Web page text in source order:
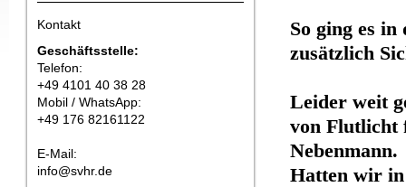
Kontakt
Geschäftsstelle:
Telefon:
+49 4101 40 38 28
Mobil / WhatsApp:
+49 176 82161122
E-Mail:
info@svhr.de
So ging es
zusätzlich
Leider weit
von Flutlicht
Nebenmann.
Hatten wir in